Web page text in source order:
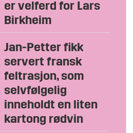
er velferd for Lars
Birkheim
Jan-Petter fikk
servert fransk
feltrasjon, som
selvfølgelig
inneholdt en liten
kartong rødvin